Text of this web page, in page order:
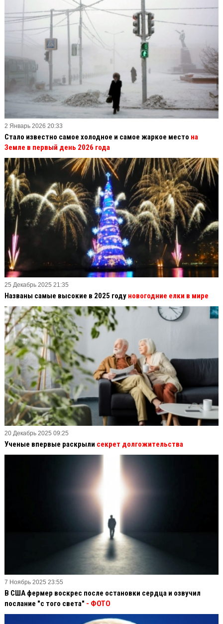
2 Январь 2026 20:33
Стало известно самое холодное и самое жаркое место на
Земле в первый день 2026 года
25 Декабрь 2025 21:35
Названы самые высокие в 2025 году новогодние елки в мире
20 Декабрь 2025 09:25
Ученые впервые раскрыли секрет долгожительства
7 Ноябрь 2025 23:55
В США фермер воскрес после остановки сердца и озвучил
послание "с того света" - ФОТО